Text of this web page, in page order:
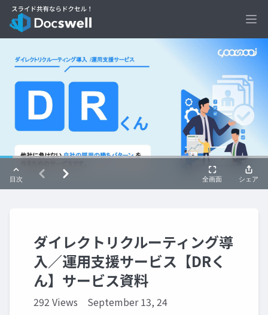
ダイレクトリクルーティング導
入／運用支援サービス【DRく
ん】サービス資料
292 Views September 13, 24